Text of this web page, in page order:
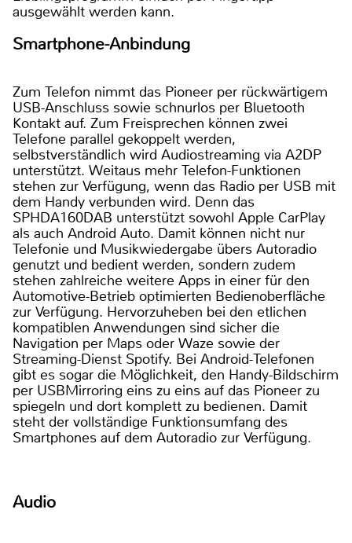
ausgewählt werden kann.
Smartphone-Anbindung
Zum Telefon nimmt das Pioneer per rückwärtigem
USB-Anschluss sowie schnurlos per Bluetooth
Kontakt auf. Zum Freisprechen können zwei
Telefone parallel gekoppelt werden,
selbstverständlich wird Audiostreaming via A2DP
unterstützt. Weitaus mehr Telefon-Funktionen
stehen zur Verfügung, wenn das Radio per USB mit
dem Handy verbunden wird. Denn das
SPHDA160DAB unterstützt sowohl Apple CarPlay
als auch Android Auto. Damit können nicht nur
Telefonie und Musikwiedergabe übers Autoradio
genutzt und bedient werden, sondern zudem
stehen zahlreiche weitere Apps in einer für den
Automotive-Betrieb optimierten Bedienoberfläche
zur Verfügung. Hervorzuheben bei den etlichen
kompatiblen Anwendungen sind sicher die
Navigation per Maps oder Waze sowie der
Streaming-Dienst Spotify. Bei Android-Telefonen
gibt es sogar die Möglichkeit, den Handy-Bildschirm
per USBMirroring eins zu eins auf das Pioneer zu
spiegeln und dort komplett zu bedienen. Damit
steht der vollständige Funktionsumfang des
Smartphones auf dem Autoradio zur Verfügung.
Audio